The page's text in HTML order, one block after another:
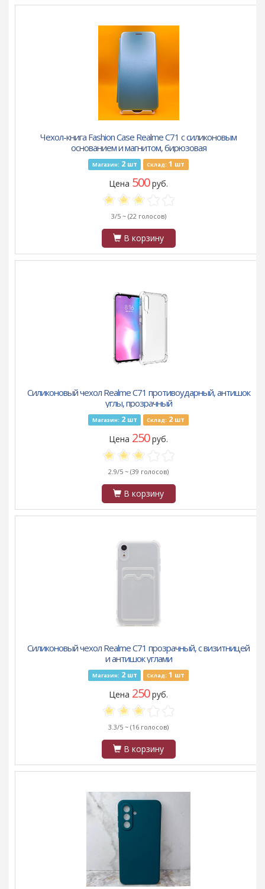
Чехол-книга Fashion Case Realme C71 с силиконовым
основанием и магнитом, бирюзовая
Магазин: 2шт Склад: 1 шт
Цена 500руб.
3/5 ~ (22 голосов)
В корзину
Силиконовый чехол Realme C71 противоударный, антишок
углы, прозрачный
Магазин: 2шт Склад: 2 шт
Цена 250руб.
2.9/5 ~ (39 голосов)
В корзину
Силиконовый чехол Realme C71 прозрачный, с визитницей
и антишок углами
Магазин: 2шт Склад: 1 шт
Цена 250руб.
3.3/5 ~ (16 голосов)
В корзину